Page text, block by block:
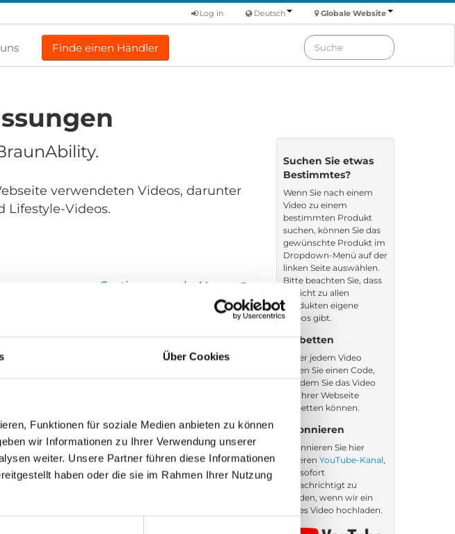
Über Cookies
Funktionen für soziale Medien anbieten zu können
wir Informationen zu Ihrer Verwendung unserer
weiter. Unsere Partner führen diese Informationen
haben oder die sie im Rahmen Ihrer Nutzung
Globale Website
Deutsch
Log in
Finde einen Händler
verwendeten Videos, darunter
Lifestyle-Videos.
Sortieren nach: Name
Weiter
Suchen Sie etwas
Bestimmtes?
Wenn Sie nach einem
Video zu einem
bestimmten Produkt
suchen, können Sie das
gewünschte Produkt im
Dropdown-Menü auf der
linken Seite auswählen.
Bitte beachten Sie, dass
es nicht zu allen
Produkten eigene
Videos gibt.
Einbetten
Unter jedem Video
finden Sie einen Code,
mit dem Sie das Video
auf Ihrer Webseite
einbetten können.
Abonnieren
Abonnieren Sie hier
unseren YouTube-Kanal,
um sofort
benachrichtigt zu
werden, wenn wir ein
neues Video hochladen.